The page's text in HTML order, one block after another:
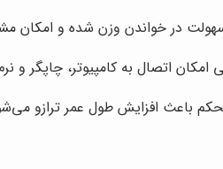
در خواندن وزن شده و امکان
اتصال به کامپیوتر، چاپگر و
باعث افزایش طول عمر ترازو